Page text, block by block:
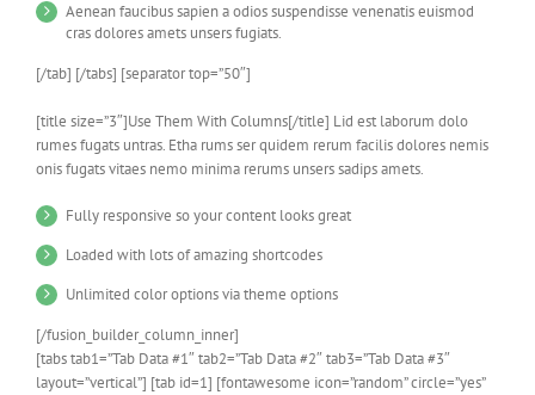
Aenean faucibus sapien a odios suspendisse venenatis euismod
cras dolores amets unsers fugiats.
[/tab] [/tabs] [separator top=”50″]
[title size=”3″]Use Them With Columns[/title] Lid est laborum dolo
rumes fugats untras. Etha rums ser quidem rerum facilis dolores nemis
onis fugats vitaes nemo minima rerums unsers sadips amets.
Fully responsive so your content looks great
Loaded with lots of amazing shortcodes
Unlimited color options via theme options
[/fusion_builder_column_inner]
[tabs tab1=”Tab Data #1″ tab2=”Tab Data #2″ tab3=”Tab Data #3″
layout=”vertical”] [tab id=1] [fontawesome icon=”random” circle=”yes”